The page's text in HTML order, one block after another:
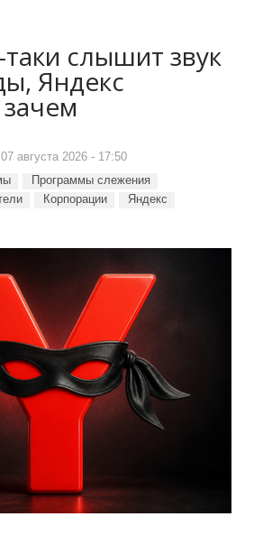
слышит звук
Яндекс
07 августа 2026 - 17:50
Программы слежения
Корпорации Яндекс